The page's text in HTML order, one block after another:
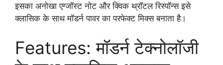
इसका अनोखा एग्जॉस्ट नोट और क्विक थ्रॉटल रिस्पॉन्स इसे
क्लासिक के साथ मॉडर्न पावर का परफेक्ट मिक्स बनाता है।
Features: मॉडर्न टेक्नोलॉजी